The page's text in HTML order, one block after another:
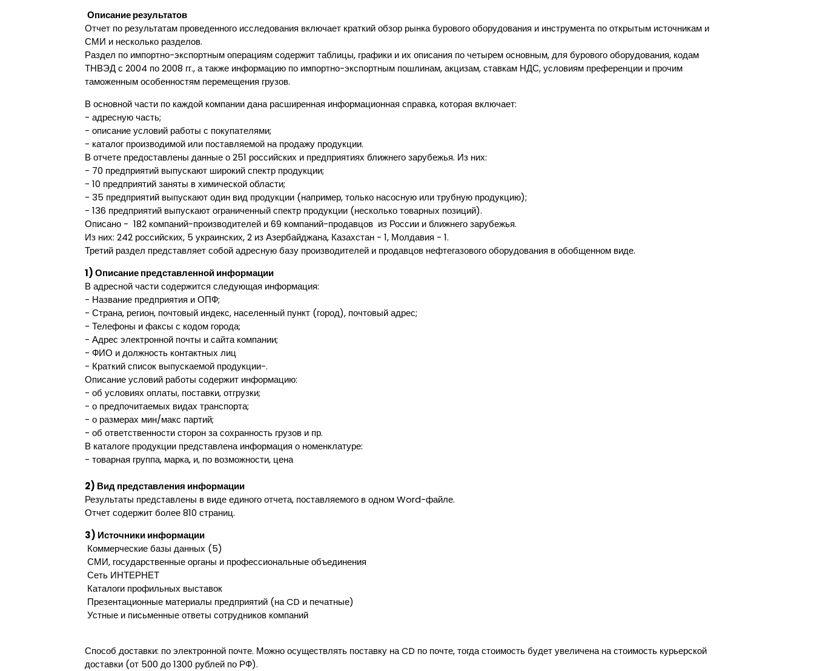
Описание результатов
Отчет по результатам проведенного исследования включает краткий обзор рынка бурового оборудования и инструмента по открытым источникам и
СМИ и несколько разделов.
Раздел по импортно-экспортным операциям содержит таблицы, графики и их описания по четырем основным, для бурового оборудования, кодам
ТНВЭД с 2004 по 2008 гг., а также информацию по импортно-экспортным пошлинам, акцизам, ставкам НДС, условиям преференции и прочим
таможенным особенностям перемещения грузов.
В основной части по каждой компании дана расширенная информационная справка, которая включает:
- адресную часть;
- описание условий работы с покупателями;
- каталог производимой или поставляемой на продажу продукции.
В отчете предоставлены данные о 251 российских и предприятиях ближнего зарубежья. Из них:
- 70 предприятий выпускают широкий спектр продукции;
- 10 предприятий заняты в химической области;
- 35 предприятий выпускают один вид продукции (например, только насосную или трубную продукцию);
- 136 предприятий выпускают ограниченный спектр продукции (несколько товарных позиций).
Описано - 182 компаний-производителей и 69 компаний-продавцов из России и ближнего зарубежья.
Из них: 242 российских, 5 украинских, 2 из Азербайджана, Казахстан - 1, Молдавия - 1.
Третий раздел представляет собой адресную базу производителей и продавцов нефтегазового оборудования в обобщенном виде.
1) Описание представленной информации
В адресной части содержится следующая информация:
- Название предприятия и ОПФ;
- Страна, регион, почтовый индекс, населенный пункт (город), почтовый адрес;
- Телефоны и факсы с кодом города;
- Адрес электронной почты и сайта компании;
- ФИО и должность контактных лиц
- Краткий список выпускаемой продукции-.
Описание условий работы содержит информацию:
- об условиях оплаты, поставки, отгрузки;
- о предпочитаемых видах транспорта;
- о размерах мин/макс партий;
- об ответственности сторон за сохранность грузов и пр.
В каталоге продукции представлена информация о номенклатуре:
- товарная группа, марка, и, по возможности, цена
2) Вид представления информации
Результаты представлены в виде единого отчета, поставляемого в одном Word-файле.
Отчет содержит более 810 страниц.
3) Источники информации
Коммерческие базы данных (5)
СМИ, государственные органы и профессиональные объединения
Сеть ИНТЕРНЕТ
Каталоги профильных выставок
Презентационные материалы предприятий (на CD и печатные)
Устные и письменные ответы сотрудников компаний
Способ доставки: по электронной почте. Можно осуществлять поставку на CD по почте, тогда стоимость будет увеличена на стоимость курьерской
доставки (от 500 до 1300 рублей по РФ).